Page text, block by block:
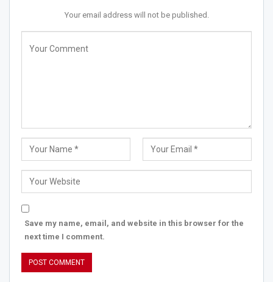
Your email address will not be published.
Save my name, email, and website in this browser for the
next time I comment.